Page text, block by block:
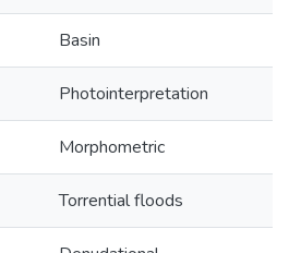
Basin
Photointerpretation
Morphometric
Torrential floods